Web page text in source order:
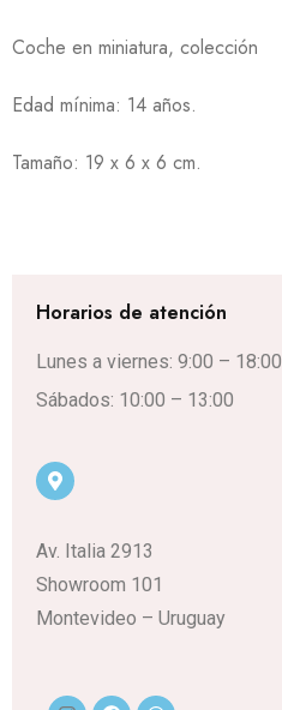
Coche en miniatura, colección
Edad mínima: 14 años.
Tamaño: 19 x 6 x 6 cm.
Horarios de atención
Lunes a viernes: 9:00 – 18:00
Sábados: 10:00 – 13:00
Av. Italia 2913
Showroom 101
Montevideo – Uruguay